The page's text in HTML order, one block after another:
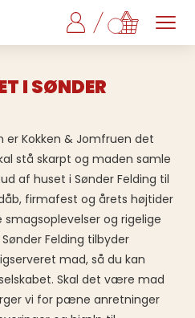
I SØNDER
er Kokken & Jomfruen det
stå skarpt og maden samle
af huset i Sønder Felding til
firmafest og årets højtider
og rigelige
Felding tilbyder
mad, så du kan
Skal det være mad
vi for pæne anretninger